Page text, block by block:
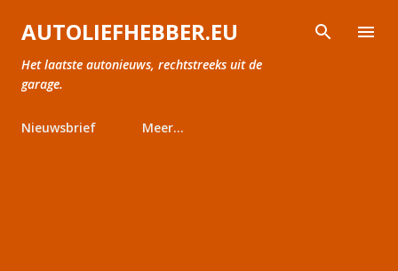
Doorgaan naar hoofdcontent
AUTOLIEFHEBBER.EU
Het laatste autonieuws, rechtstreeks uit de
garage.
Nieuwsbrief Meer…